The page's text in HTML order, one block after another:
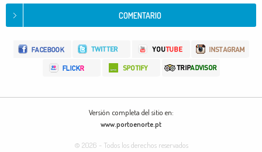
Versión completa del sitio en:
www.portoenorte.pt
© 2026 - Todos los derechos reservados